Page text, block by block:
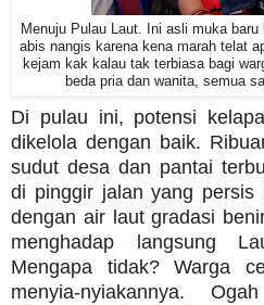
Menuju Pulau Laut. Ini asli muka
abis nangis karena kena marah telat
kejam kak kalau tak terbiasa bagi
beda pria dan wanita, semua
Di pulau ini, potensi
dikelola dengan baik.
sudut desa dan pantai
di pinggir jalan yang persis
dengan air laut gradasi
menghadap langsung
Mengapa tidak? Warga
menyia-nyiakannya.